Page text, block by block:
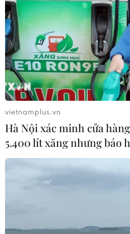
trở thành điểm đến lý
24/01/2021 02:55
Ninh Thuận đặt mục tiêu đưa
điểm đến lý tưởng nhất của
thời tiếp tục vươn mình trỗi dậy,
nước ở Đông Nam Á.
vietnamplus.vn
Hà Nội xác minh cửa
5.400 lít xăng nhưng báo